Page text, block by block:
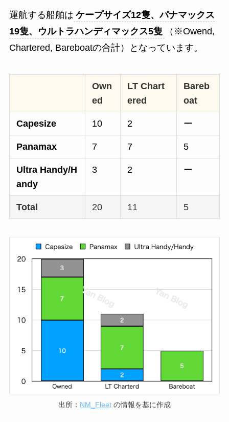
運航する船舶は ケープサイズ12隻、パナマックス
19隻、ウルトラハンディマックス5隻
（※Owend,
Chartered, Bareboatの合計）となっています。
Own
ed
LT Chart
ered
Bareb
oat
Capesize 10 2 ー
Panamax 7 7 5
Ultra Handy/H
andy
3 2 ー
Total 20 11 5
出所： NM_Fleet の情報を基に作成